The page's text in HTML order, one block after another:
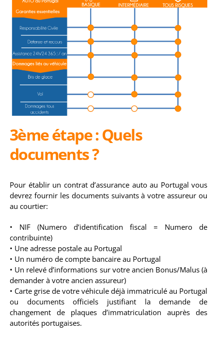
3ème étape : Quels
documents ?
Pour établir un contrat d’assurance auto au Portugal vous
devrez fournir les documents suivants à votre assureur ou
au courtier:
• NIF (Numero d’identification fiscal = Numero de
contribuinte)
• Une adresse postale au Portugal
• Un numéro de compte bancaire au Portugal
• Un relevé d’informations sur votre ancien Bonus/Malus (à
demander à votre ancien assureur)
• Carte grise de votre véhicule déjà immatriculé au Portugal
ou documents officiels justifiant la demande de
changement de plaques d’immatriculation auprès des
autorités portugaises.